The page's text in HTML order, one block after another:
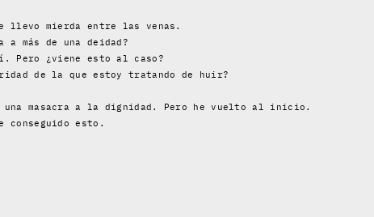
llevo mierda entre las venas.
más de una deidad?
Pero ¿viene esto al caso?
de la que estoy tratando de huir?
masacra a la dignidad. Pero he vuelto al inicio.
conseguido esto.